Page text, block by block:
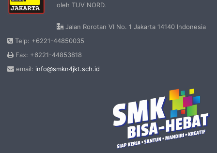
oleh TUV NORD.
Jalan Rorotan VI No. 1 Jakarta 14140 Indonesia
Telp: +6221-44850035
Fax: +6221-44853818
email: info@smkn4jkt.sch.id